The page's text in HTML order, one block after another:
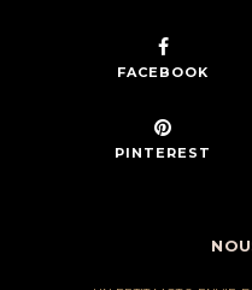
FACEBOOK
PINTEREST